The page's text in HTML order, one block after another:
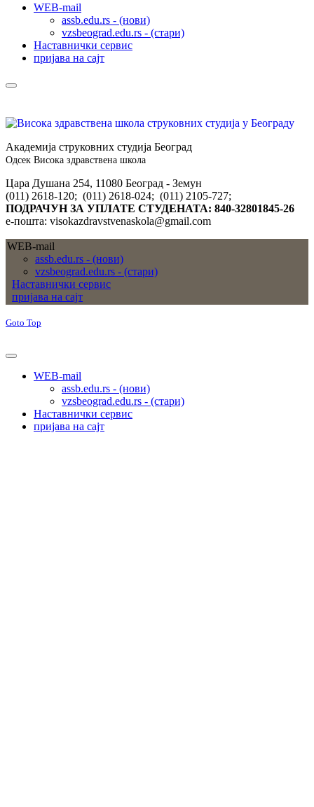
WEB-mail
assb.edu.rs - (нови)
vzsbeograd.edu.rs - (стари)
Наставнички сервис
пријава на сајт
Академија струковних студија Београд
Одсек Висока здравствена школа
Цара Душана 254, 11080 Београд - Земун
(011) 2618-120; (011) 2618-024; (011) 2105-727;
ПОДРАЧУН ЗА УПЛАТЕ СТУДЕНАТА: 840-32801845-26
е-пошта: visokazdravstvenaskola@gmail.com
WEB-mail
assb.edu.rs - (нови)
vzsbeograd.edu.rs - (стари)
Наставнички сервис
пријава на сајт
Goto Top
WEB-mail
assb.edu.rs - (нови)
vzsbeograd.edu.rs - (стари)
Наставнички сервис
пријава на сајт